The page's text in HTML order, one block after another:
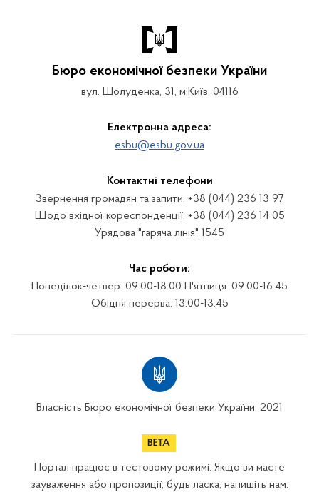
Бюро економічної безпеки України
вул. Шолуденка, 31, м.Київ, 04116
Електронна адреса:
esbu@esbu.gov.ua
Контактні телефони
Звернення громадян та запити: +38 (044) 236 13 97
Щодо вхідної кореспонденції: +38 (044) 236 14 05
Урядова "гаряча лінія" 1545
Час роботи:
Понеділок-четвер: 09:00-18:00 П'ятниця: 09:00-16:45
Обідня перерва: 13:00-13:45
Власність Бюро економічної безпеки України. 2021
Портал працює в тестовому режимі. Якщо ви маєте
зауваження або пропозиції, будь ласка, напишіть нам: